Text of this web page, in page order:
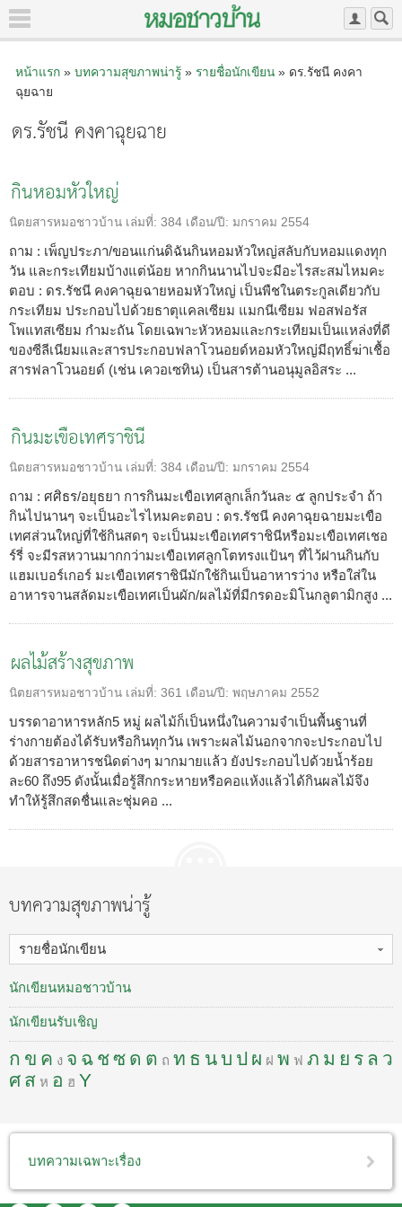
หน้าแรก» บทความสุขภาพน่ารู้» รายชื่อนักเขียน» ดร.รัชนี คงคา
ฉุยฉาย
ดร.รัชนี คงคาฉุยฉาย
กินหอมหัวใหญ่
นิตยสารหมอชาวบ้าน เล่มที่: 384 เดือน/ปี: มกราคม 2554
ถาม : เพ็ญประภา/ขอนแก่นดิฉันกินหอมหัวใหญ่สลับกับหอมแดงทุก
วัน และกระเทียมบ้างแต่น้อย หากกินนานไปจะมีอะไรสะสมไหมคะ
ตอบ : ดร.รัชนี คงคาฉุยฉายหอมหัวใหญ่ เป็นพืชในตระกูลเดียวกับ
กระเทียม ประกอบไปด้วยธาตุแคลเซียม แมกนีเซียม ฟอสฟอรัส
โพแทสเซียม กำมะถัน โดยเฉพาะหัวหอมและกระเทียมเป็นแหล่งที่ดี
ของซีลีเนียมและสารประกอบฟลาโวนอยด์หอมหัวใหญ่มีฤทธิ์ฆ่าเชื้อ
สารฟลาโวนอยด์ (เช่น เควอเซทิน) เป็นสารต้านอนุมูลอิสระ ...
กินมะเขือเทศราชินี
นิตยสารหมอชาวบ้าน เล่มที่: 384 เดือน/ปี: มกราคม 2554
ถาม : ศศิธร/อยุธยา การกินมะเขือเทศลูกเล็กวันละ ๕ ลูกประจำ ถ้า
กินไปนานๆ จะเป็นอะไรไหมคะตอบ : ดร.รัชนี คงคาฉุยฉายมะเขือ
เทศส่วนใหญ่ที่ใช้กินสดๆ จะเป็นมะเขือเทศราชินีหรือมะเขือเทศเชอ
ร์รี่ จะมีรสหวานมากกว่ามะเขือเทศลูกโตทรงแป้นๆ ที่ไว้ฝานกินกับ
แฮมเบอร์เกอร์ มะเขือเทศราชินีมักใช้กินเป็นอาหารว่าง หรือใส่ใน
อาหารจานสลัดมะเขือเทศเป็นผัก/ผลไม้ที่มีกรดอะมิโนกลูตามิกสูง ...
ผลไม้สร้างสุขภาพ
นิตยสารหมอชาวบ้าน เล่มที่: 361 เดือน/ปี: พฤษภาคม 2552
บรรดาอาหารหลัก5 หมู่ ผลไม้ก็เป็นหนึ่งในความจำเป็นพื้นฐานที่
ร่างกายต้องได้รับหรือกินทุกวัน เพราะผลไม้นอกจากจะประกอบไป
ด้วยสารอาหารชนิดต่างๆ มากมายแล้ว ยังประกอบไปด้วยน้ำร้อย
ละ60 ถึง95 ดังนั้นเมื่อรู้สึกกระหายหรือคอแห้งแล้วได้กินผลไม้จึง
ทำให้รู้สึกสดชื่นและชุ่มคอ ...
บทความสุขภาพน่ารู้
รายชื่อนักเขียน
นักเขียนหมอชาวบ้าน
นักเขียนรับเชิญ
ก ข ค ง จ ฉ ชซ ด ต ถ ท ธ นบ ป ผ ฝ พ ฟ ภ ม ย ร ล ว
ศ ส ห อ ฮ Y
บทความเฉพาะเรื่อง